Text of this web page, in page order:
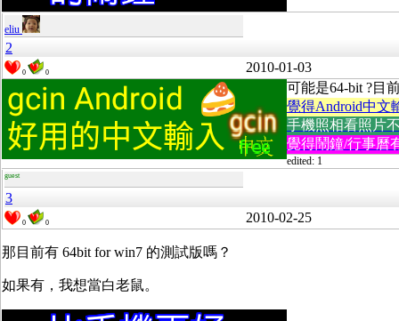
eliu
2
0 0
2010-01-03
可能是64-bit ?目
覺得Android中文
手機照相看照片
覺得鬧鐘/行事曆
edited: 1
guest
3
0 0 2010-02-25
那目前有 64bit for win7 的測試版嗎？
如果有，我想當白老鼠。